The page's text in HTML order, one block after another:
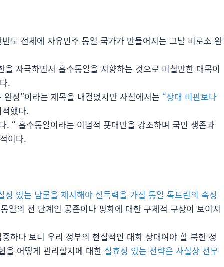
도 전체에 자유민주 통일 국가가 만들어지는 그날 비로소 완
을 자극하면서 흡수통일을 지향하는 것으로 비칠만한 대목이
.
성”이라는 제목을 내걸었지만 사설에서는 “상대 비판보다
했다.
. “ 흡수통일이라는 이념적 푯대만을 강조하며 국민 생존과
이다.
있는 담론을 제시해야 설득력을 가질 통일 독트린의 속성
일의 전 단계인 공존이나 평화에 대한 구체적 구상이 보이지
하다 보니 우리 정부의 현실적인 대화 상대여야 할 북한 정
을 어떻게 관리할지에 대한 실효성 있는 전략은 사실상 전무